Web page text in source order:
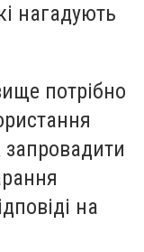
нагадують
потрібно
запровадити
на